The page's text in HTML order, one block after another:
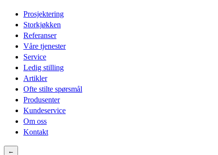
Prosjektering
Storkjøkken
Referanser
Våre tjenester
Service
Ledig stilling
Artikler
Ofte stilte spørsmål
Produsenter
Kundeservice
Om oss
Kontakt
←